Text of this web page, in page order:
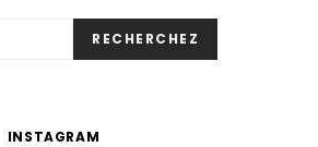
RECHERCHEZ
INSTAGRAM